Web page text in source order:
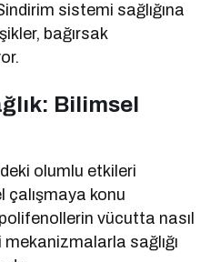
sistemi sağlığına
bağırsak
Bilimsel
olumlu etkileri
çalışmaya konu
vücutta nasıl
sağlığı